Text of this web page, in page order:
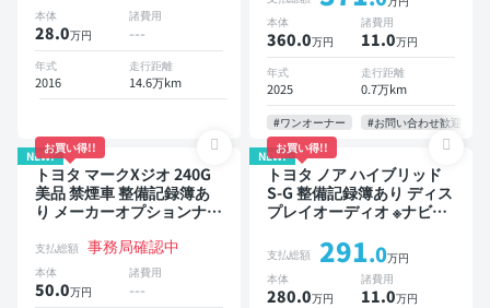
ニター ドライブレコーダー
衝突軽減 両側電動スライド
ドア 7人乗り
本体
28.0万円
諸費用
---
年式
2016
走行距離
14.6万km
ジタルインナーミラー オー
トクルーズ 3列シート スマ
ートキー ETC 電動バック
ドア バックモニター 全方
位カメラ ドライブレコーダ
ー 衝突軽減 両側電動スラ
イドドア 7人乗り
本体
360.0万円
諸費用
11.0万円
年式
2025
走行距離
0.7万km
#ワンオーナー #お問い合わせ歓迎
NEW!
お買い得!!
トヨタ マークXジオ 240G
美品 禁煙車 整備記録簿あ
り メーカーオプションナビ
ETC バックモニター 7人乗
り
支払総額 事務局確認中
本体
50.0万円
諸費用
---
NEW!
お買い得!!
トヨタ ノア ハイブリッド
S-G 整備記録簿あり ディス
プレイオーディオ ※ナビキ
ズ 3列シート スマートキー
バックモニター ドライブレ
コーダー 衝突軽減 7人乗り
支払総額 291.0万円
本体
280.0万円
諸費用
11.0万円